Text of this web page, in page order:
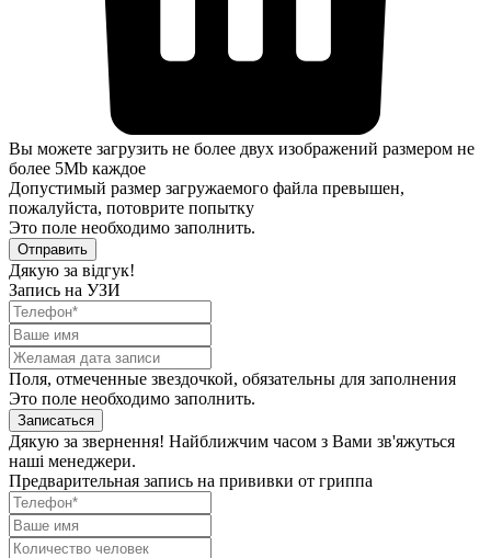
Вы можете загрузить не более двух изображений размером не
более 5Mb каждое
Допустимый размер загружаемого файла превышен,
пожалуйста, потоврите попытку
Это поле необходимо заполнить.
Отправить
Дякую за відгук!
Запись на УЗИ
Поля, отмеченные звездочкой, обязательны для заполнения
Это поле необходимо заполнить.
Записаться
Дякую за звернення! Найближчим часом з Вами зв'яжуться
наші менеджери.
Предварительная запись на прививки от гриппа